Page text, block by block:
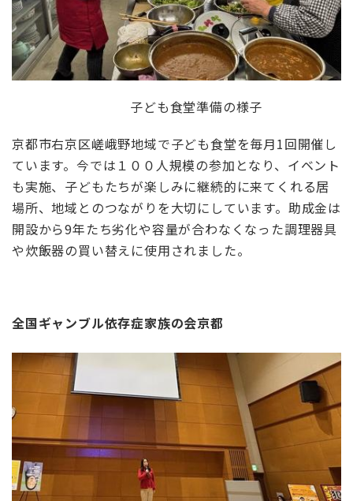
子ども食堂準備の様子
京都市右京区嵯峨野地域で子ども食堂を毎月1回開催し
ています。今では１００人規模の参加となり、イベント
も実施、子どもたちが楽しみに継続的に来てくれる居
場所、地域とのつながりを大切にしています。助成金は
開設から9年たち劣化や容量が合わなくなった調理器具
や炊飯器の買い替えに使用されました。
全国ギャンブル依存症家族の会京都